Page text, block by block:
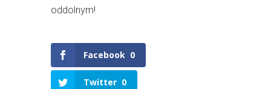
oddolnym!
Facebook 0
Twitter 0